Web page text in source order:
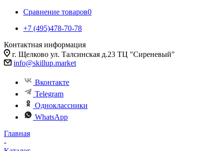
Сравнение товаров0
+7 (495)478-70-78
Контактная информация
г. Щелково ул. Талсинская д.23 ТЦ "Сиреневый"
info@skillup.market
Вконтакте
Telegram
Одноклассники
WhatsApp
Главная
-